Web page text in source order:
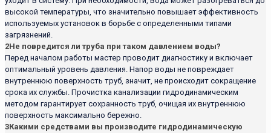
высокой температуры, что значительно повышает эффективность
используемых установок в борьбе с определенными типами
загрязнений.
2Не повредится ли труба при таком давлением воды?
Перед началом работы мастер проводит диагностику и включает
оптимальный уровень давления. Напор воды не повреждает
внутреннюю поверхность труб, значит, не происходит сокращение
срока их службы. Прочистка канализации гидродинамическим
методом гарантирует сохранность труб, очищая их внутреннюю
поверхность максимально бережно.
3Какими средствами вы производите гидродинамическую